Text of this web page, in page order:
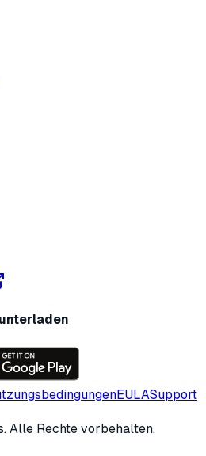
EULASupport
Alle Rechte vorbehalten.